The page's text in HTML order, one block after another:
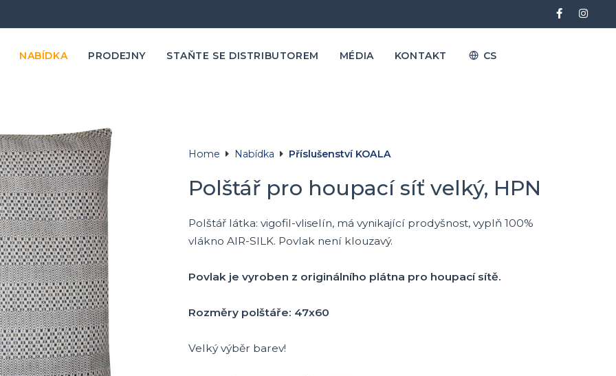
NABÍDKA PRODEJNY STAŇTE SE DISTRIBUTOREM MÉDIA KONTAKT CS
Home Nabídka Příslušenství KOALA
Polštář pro houpací síť velký, HPN
Polštář látka: vigofil-vliselín, má vynikající prodyšnost, vyplň 100%
vlákno AIR-SILK. Povlak není klouzavý.
Povlak je vyroben z originálního plátna pro houpací sítě.
Rozměry polštáře: 47x60
Velký výběr barev!